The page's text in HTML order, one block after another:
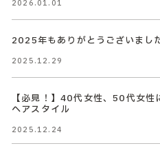
2026.01.01
2025年もありがとうございまし
2025.12.29
【必見！】40代女性、50代女
ヘアスタイル
2025.12.24